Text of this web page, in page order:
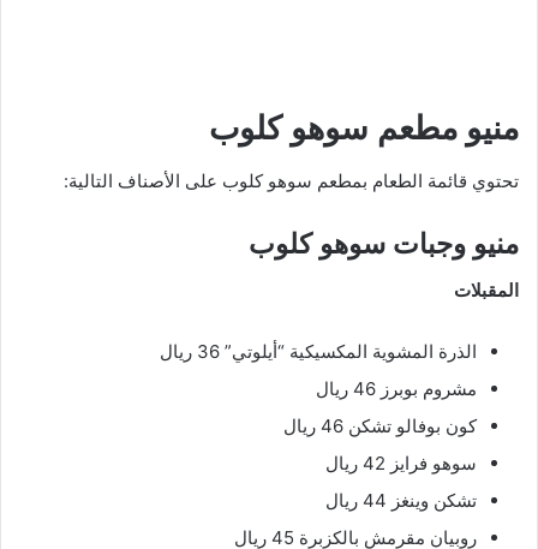
منيو مطعم سوهو كلوب
تحتوي قائمة الطعام بمطعم سوهو كلوب على الأصناف التالية:
منيو وجبات سوهو كلوب
المقبلات
الذرة المشوية المكسيكية “أيلوتي” 36 ريال
مشروم بوبرز 46 ريال
كون بوفالو تشكن 46 ريال
سوهو فرايز 42 ريال
تشكن وينغز 44 ريال
روبيان مقرمش بالكزبرة 45 ريال